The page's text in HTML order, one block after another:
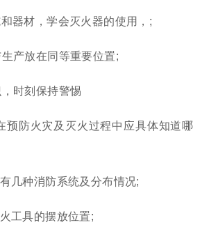
器材，学会灭火器的使用，;
产放在同等重要位置;
时刻保持警惕
预防火灾及灭火过程中应具体知道哪
几种消防系统及分布情况;
工具的摆放位置;